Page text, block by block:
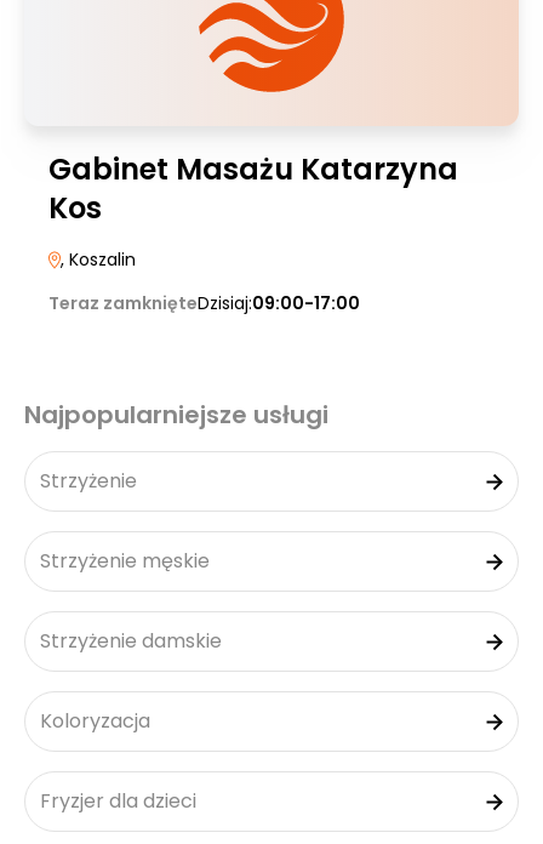
Gabinet Masażu Katarzyna
Kos
, Koszalin
Teraz zamknięteDzisiaj:09:00-17:00
Najpopularniejsze usługi
Strzyżenie
Strzyżenie męskie
Strzyżenie damskie
Koloryzacja
Fryzjer dla dzieci